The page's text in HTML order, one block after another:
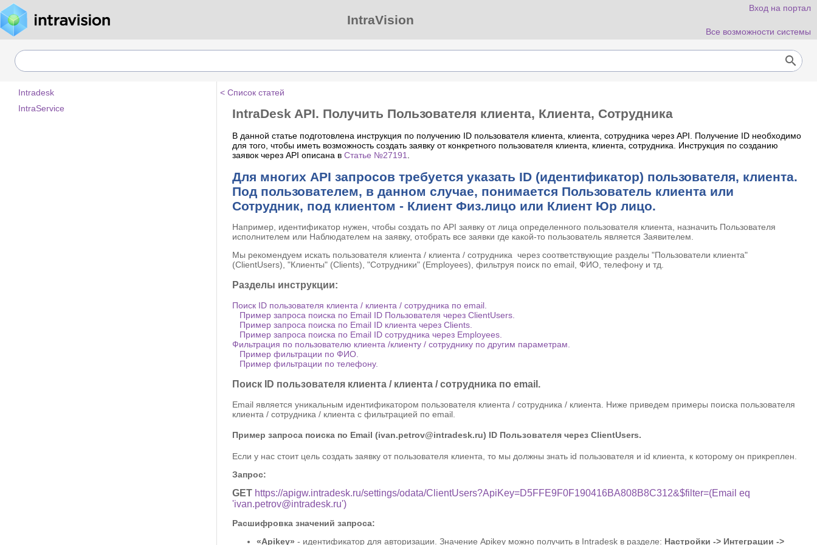
IntraVision
Вход на портал
Все возможности системы
search
Intradesk
IntraService
< Список статей
IntraDesk API. Получить Пользователя клиента, Клиента, Сотрудника
В данной статье подготовлена инструкция по получению ID пользователя клиента, клиента, сотрудника через API. Получение ID необходимо
для того, чтобы иметь возможность создать заявку от конкретного пользователя клиента, клиента, сотрудника. Инструкция по созданию
заявок через API описана в Статье №27191
Для многих API запросов требуется указать ID (идентификатор) пользователя, клиента.
Под пользователем, в данном случае, понимается Пользователь клиента или
Сотрудник, под клиентом - Клиент Физ.лицо или Клиент Юр лицо.
Например, идентификатор нужен, чтобы создать по API заявку от лица определенного пользователя клиента, назначить Пользователя
исполнителем или Наблюдателем на заявку, отобрать все заявки где какой-то пользователь является Заявителем.
Мы рекомендуем искать пользователя клиента / клиента / сотрудника через соответствующие разделы "Пользователи клиента"
(ClientUsers), "Клиенты" (Clients), "Сотрудники" (Employees), фильтруя поиск по email, ФИО, телефону и тд.
Разделы инструкции:
Поиск ID пользователя клиента / клиента / сотрудника по email.
Пример запроса поиска по Email ID Пользователя через ClientUsers.
Пример запроса поиска по Email ID клиента через Clients.
Пример запроса поиска по Email ID сотрудника через Employees.
Фильтрация по пользователю клиента /клиенту / сотруднику по другим параметрам.
Пример фильтрации по ФИО.
Пример фильтрации по телефону.
Поиск ID пользователя клиента / клиента / сотрудника по email.
Email является уникальным идентификатором пользователя клиента / сотрудника / клиента. Ниже приведем примеры поиска пользователя
клиента / сотрудника / клиента с фильтрацией по email.
Пример запроса поиска по Email (ivan.petrov@intradesk.ru) ID Пользователя через ClientUsers.
Если у нас стоит цель создать заявку от пользователя клиента, то мы должны знать id пользователя и id клиента, к которому он прикреплен.
Запрос:
GET https://apigw.intradesk.ru/settings/odata/ClientUsers?ApiKey=D5FFE9F0F190416BA808B8C312&$filter=(Email eq
'ivan.petrov@intradesk.ru')
Расшифровка значений запроса:
«Apikey» - идентификатор для авторизации. Значение Apikey можно получить в Intradesk в разделе: Настройки -> Интеграции ->